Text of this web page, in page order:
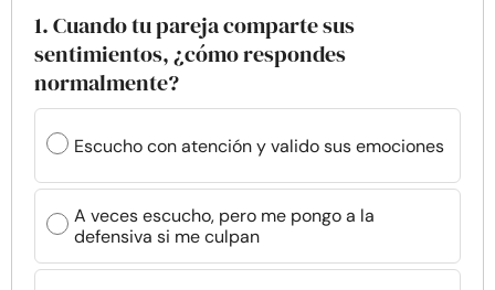
Cursos
Recursos
Comunidad
Encuentra un terapeuta
1. Cuando tu pareja comparte sus
sentimientos, ¿cómo respondes
normalmente?
Escucho con atención y valido sus emociones
A veces escucho, pero me pongo a la
defensiva si me culpan